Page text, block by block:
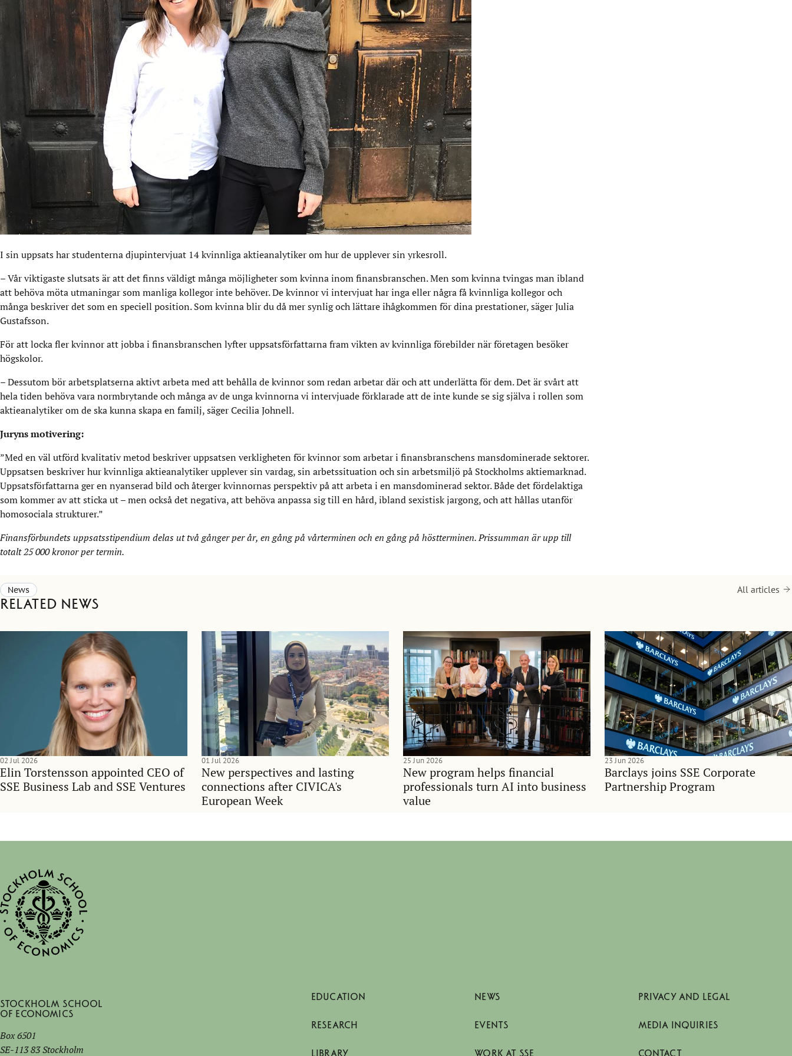
I sin uppsats har studenterna djupintervjuat 14 kvinnliga aktieanalytiker om hur de upplever sin yrkesroll.
– Vår viktigaste slutsats är att det finns väldigt många möjligheter som kvinna inom finansbranschen. Men som kvinna tvingas man ibland
att behöva möta utmaningar som manliga kollegor inte behöver. De kvinnor vi intervjuat har inga eller några få kvinnliga kollegor och
många beskriver det som en speciell position. Som kvinna blir du då mer synlig och lättare ihågkommen för dina prestationer, säger Julia
Gustafsson.
För att locka fler kvinnor att jobba i finansbranschen lyfter uppsatsförfattarna fram vikten av kvinnliga förebilder när företagen besöker
högskolor.
– Dessutom bör arbetsplatserna aktivt arbeta med att behålla de kvinnor som redan arbetar där och att underlätta för dem. Det är svårt att
hela tiden behöva vara normbrytande och många av de unga kvinnorna vi intervjuade förklarade att de inte kunde se sig själva i rollen som
aktieanalytiker om de ska kunna skapa en familj, säger Cecilia Johnell.
Juryns motivering:
”Med en väl utförd kvalitativ metod beskriver uppsatsen verkligheten för kvinnor som arbetar i finansbranschens mansdominerade sektorer.
Uppsatsen beskriver hur kvinnliga aktieanalytiker upplever sin vardag, sin arbetssituation och sin arbetsmiljö på Stockholms aktiemarknad.
Uppsatsförfattarna ger en nyanserad bild och återger kvinnornas perspektiv på att arbeta i en mansdominerad sektor. Både det fördelaktiga
som kommer av att sticka ut – men också det negativa, att behöva anpassa sig till en hård, ibland sexistisk jargong, och att hållas utanför
homosociala strukturer.”
Finansförbundets uppsatsstipendium delas ut två gånger per år, en gång på vårterminen och en gång på höstterminen. Prissumman är upp till
totalt 25 000 kronor per termin.
News
Related news
All articles
Elin Torstensson appointed CEO of
SSE Business Lab and SSE Ventures
02 Jul 2026
New perspectives and lasting
connections after CIVICA's
European Week
01 Jul 2026
New program helps financial
professionals turn AI into business
value
25 Jun 2026
Barclays joins SSE Corporate
Partnership Program
23 Jun 2026
Stockholm School
of Economics
Box 6501
SE-113 83 Stockholm
EDUCATION
RESEARCH
LIBRARY
NEWS
EVENTS
WORK AT SSE
PRIVACY AND LEGAL
MEDIA INQUIRIES
CONTACT